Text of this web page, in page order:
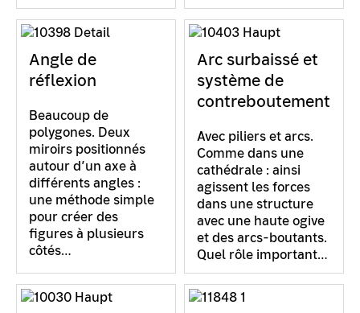
Angle de
réflexion
Beaucoup de
polygones. Deux
miroirs positionnés
autour d’un axe à
différents angles :
une méthode simple
pour créer des
figures à plusieurs
côtés…
Arc surbaissé et
système de
contreboutement
Avec piliers et arcs.
Comme dans une
cathédrale : ainsi
agissent les forces
dans une structure
avec une haute ogive
et des arcs-boutants.
Quel rôle important…